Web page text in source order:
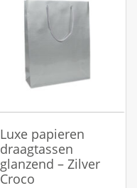
Luxe papieren
draagtassen
glanzend – Zilver
Croco